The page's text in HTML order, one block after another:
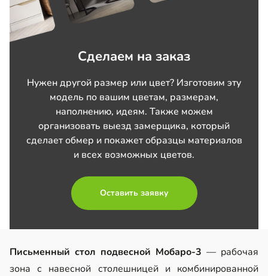
Сделаем на заказ
Нужен другой размер или цвет? Изготовим эту
модель по вашим цветам, размерам,
наполнению, идеям. Также можем
организовать выезд замерщика, который
сделает обмер и покажет образцы материалов
и всех возможных цветов.
Оставить заявку
Письменный стол подвесной Мобаро-3 — рабочая
зона с навесной столешницей и комбинированной